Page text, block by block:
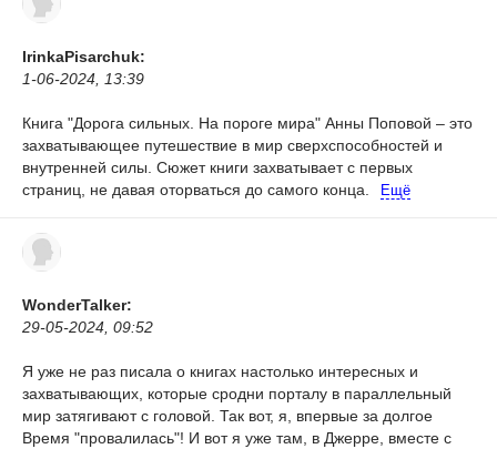
IrinkaPisarchuk:
1-06-2024, 13:39
Книга "Дорога сильных. На пороге мира" Анны Поповой – это
захватывающее путешествие в мир сверхспособностей и
внутренней силы. Сюжет книги захватывает с первых
страниц, не давая оторваться до самого конца.
Ещё
WonderTalker:
29-05-2024, 09:52
Я уже не раз писала о книгах настолько интересных и
захватывающих, которые сродни порталу в параллельный
мир затягивают с головой. Так вот, я, впервые за долгое
Время "провалилась"! И вот я уже там, в Джерре, вместе с